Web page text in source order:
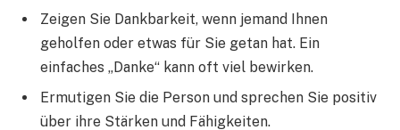
Zeigen Sie Dankbarkeit, wenn jemand Ihnen
geholfen oder etwas für Sie getan hat. Ein
einfaches „Danke“ kann oft viel bewirken.
Ermutigen Sie die Person und sprechen Sie positiv
über ihre Stärken und Fähigkeiten.